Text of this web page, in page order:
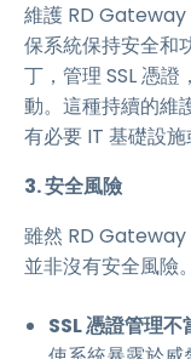
維護 RD Gateway
保系統保持安全和
丁，管理 SSL 憑
動。這種持續的維
有必要 IT 基礎設施
3. 安全風險
雖然 RD Gateway
並非沒有安全風險
SSL 憑證管理不